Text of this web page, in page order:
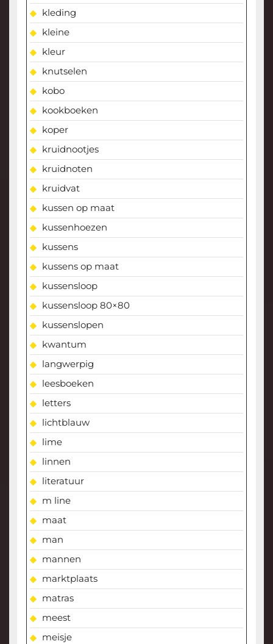
kleding
kleine
kleur
knutselen
kobo
kookboeken
koper
kruidnootjes
kruidnoten
kruidvat
kussen op maat
kussenhoezen
kussens
kussens op maat
kussensloop
kussensloop 80×80
kussenslopen
kwantum
langwerpig
leesboeken
letters
lichtblauw
lime
linnen
literatuur
m line
maat
man
mannen
marktplaats
matras
meest
meisje